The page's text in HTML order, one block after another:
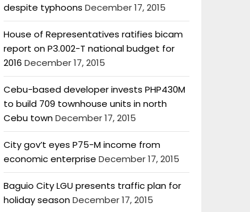
despite typhoons December 17, 2015
House of Representatives ratifies bicam
report on P3.002-T national budget for
2016 December 17, 2015
Cebu-based developer invests PHP430M
to build 709 townhouse units in north
Cebu townDecember 17, 2015
City gov’t eyes P75-M income from
economic enterprise December 17, 2015
Baguio City LGU presents traffic plan for
holiday seasonDecember 17, 2015